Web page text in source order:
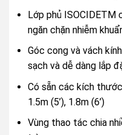
Lớp phủ ISOCIDETM
ngăn chặn nhiễm
Góc cong và vách
sạch và dễ dàng lắp
Có sẵn các kích thước
1.5m (5’), 1.8m (6’)
Vùng thao tác chia